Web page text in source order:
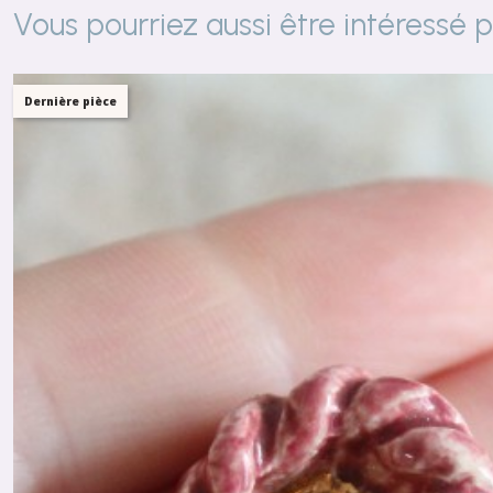
Vous pourriez aussi être intéressé
Dernière pièce